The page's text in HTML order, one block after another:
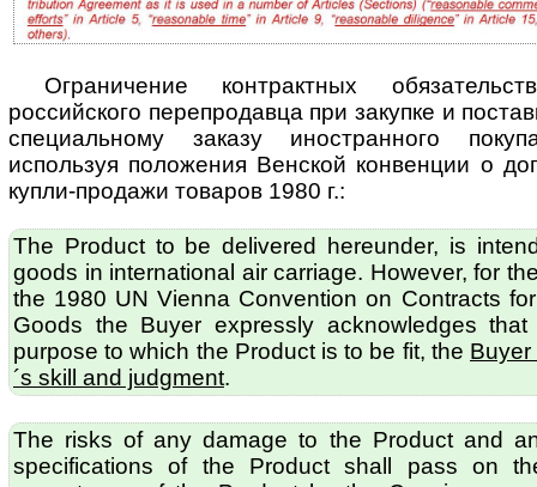
Ограничение контрактных
российского перепродавца при закупке и
специальному заказу иностранного
используя по­ло­же­ния Венской конвенции о
купли-продажи товаров 1980 г.:
The Product to be delivered hereunder, is
goods in international air carriage. However, for
the 1980 UN Vienna Convention on Contracts
Goods the Buyer expressly acknowledges
purpose to which the Product is to be fit, the
´s skill and judgment.
The risks of any damage to the Product and
specifications of the Product shall pass on